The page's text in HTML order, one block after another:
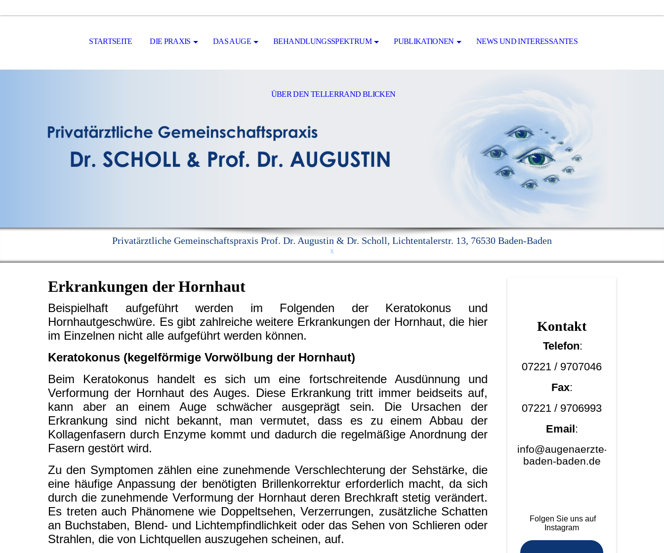
STARTSEITE DIE PRAXIS DAS AUGE BEHANDLUNGSSPEKTRUM PUBLIKATIONEN NEWS UND INTERESSANTES
ÜBER DEN TELLERRAND BLICKEN
Privatärztliche Gemeinschaftspraxis Prof. Dr. Augustin & Dr. Scholl, Lichtentalerstr. 13, 76530 Baden-Baden
x
Erkrankungen der Hornhaut
Beispielhaft aufgeführt werden im Folgenden der Keratokonus und
Hornhautgeschwüre. Es gibt zahlreiche weitere Erkrankungen der Hornhaut, die hier
im Einzelnen nicht alle aufgeführt werden können.
Keratokonus (kegelförmige Vorwölbung der Hornhaut)
Beim Keratokonus handelt es sich um eine fortschreitende Ausdünnung und
Verformung der Hornhaut des Auges. Diese Erkrankung tritt immer beidseits auf,
kann aber an einem Auge schwächer ausgeprägt sein. Die Ursachen der
Erkrankung sind nicht bekannt, man vermutet, dass es zu einem Abbau der
Kollagenfasern durch Enzyme kommt und dadurch die regelmäßige Anordnung der
Fasern gestört wird.
Zu den Symptomen zählen eine zunehmende Verschlechterung der Sehstärke, die
eine häufige Anpassung der benötigten Brillenkorrektur erforderlich macht, da sich
durch die zunehmende Verformung der Hornhaut deren Brechkraft stetig verändert.
Es treten auch Phänomene wie Doppeltsehen, Verzerrungen, zusätzliche Schatten
an Buchstaben, Blend- und Lichtempfindlichkeit oder das Sehen von Schlieren oder
Strahlen, die von Lichtquellen auszugehen scheinen, auf.
Kontakt
Telefon:
07221 / 9707046
Fax:
07221 / 9706993
Email :
info@augenaerzte-
baden-baden.de
Folgen Sie uns auf
Instagram